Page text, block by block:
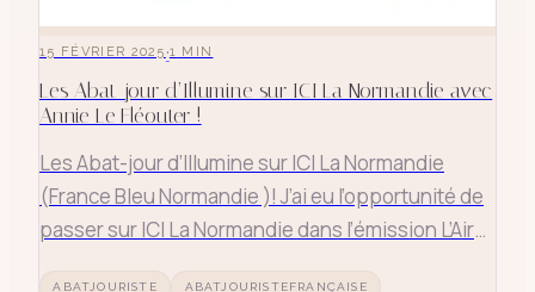
15 FÉVRIER 2025·1 MIN
Les Abat-jour d’Illumine sur ICI La Normandie avec
Annie Le Fléouter !
Les Abat-jour d’Illumine sur ICI La Normandie
(France Bleu Normandie )! J’ai eu l’opportunité de
passer sur ICI La Normandie dans l’émission L’Air
ABATJOURISTE ABATJOURISTEFRANÇAISE